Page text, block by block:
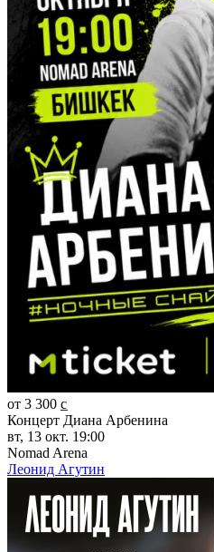
от 3 300 c̲
Концерт Диана Арбенина
вт, 13 окт. 19:00
Nomad Arena
Леонид Агутин